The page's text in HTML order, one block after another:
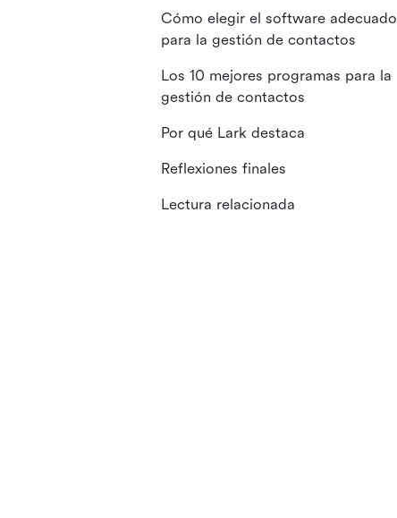
Cómo elegir el software adecuado
para la gestión de contactos
Los 10 mejores programas para la
gestión de contactos
Por qué Lark destaca
Reflexiones finales
Lectura relacionada